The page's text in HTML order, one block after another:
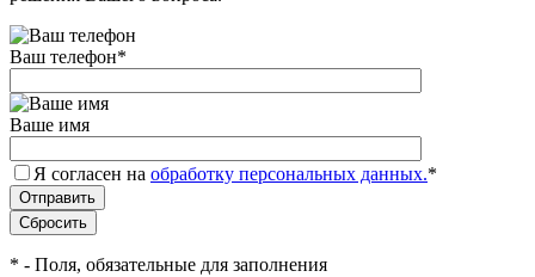
Ваш телефон*
Ваше имя
Я согласен на обработку персональных данных.*
* - Поля, обязательные для заполнения